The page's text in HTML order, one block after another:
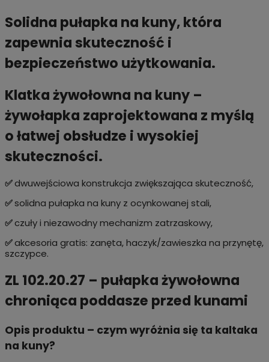
Solidna pułapka na kuny, która
zapewnia skuteczność i
bezpieczeństwo użytkowania.
Klatka żywołowna na kuny –
żywołapka zaprojektowana z myślą
o łatwej obsłudze i wysokiej
skuteczności.
✅dwuwejściowa konstrukcja zwiększająca skuteczność,
✅solidna pułapka na kuny z ocynkowanej stali,
✅czuły i niezawodny mechanizm zatrzaskowy,
✅akcesoria gratis: zanęta, haczyk/zawieszka na przynętę,
szczypce.
ZL 102.20.27 – pułapka żywołowna
chroniąca poddasze przed kunami
Opis produktu – czym wyróżnia się ta kaltaka
na kuny?